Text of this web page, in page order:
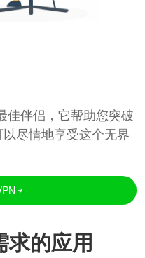
佳伴侣，它帮助您突破
尽情地享受这个无界
求的应用